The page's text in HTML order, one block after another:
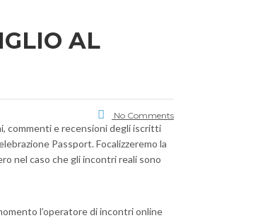
AL
No Comments
commenti e recensioni degli iscritti
Passport. Focalizzeremo la
nel caso che gli incontri reali sono
l’operatore di incontri online